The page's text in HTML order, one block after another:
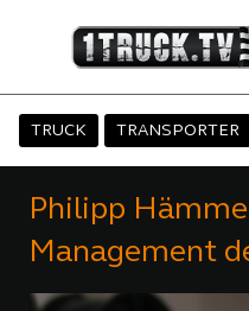
TRUCK TRANSPORTER
Philipp
Management